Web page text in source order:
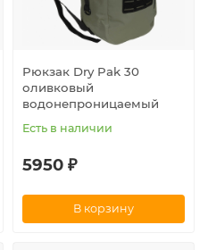
Рюкзак Dry Pak 30
оливковый
водонепроницаемый
Есть в наличии
5950 ₽
В корзину